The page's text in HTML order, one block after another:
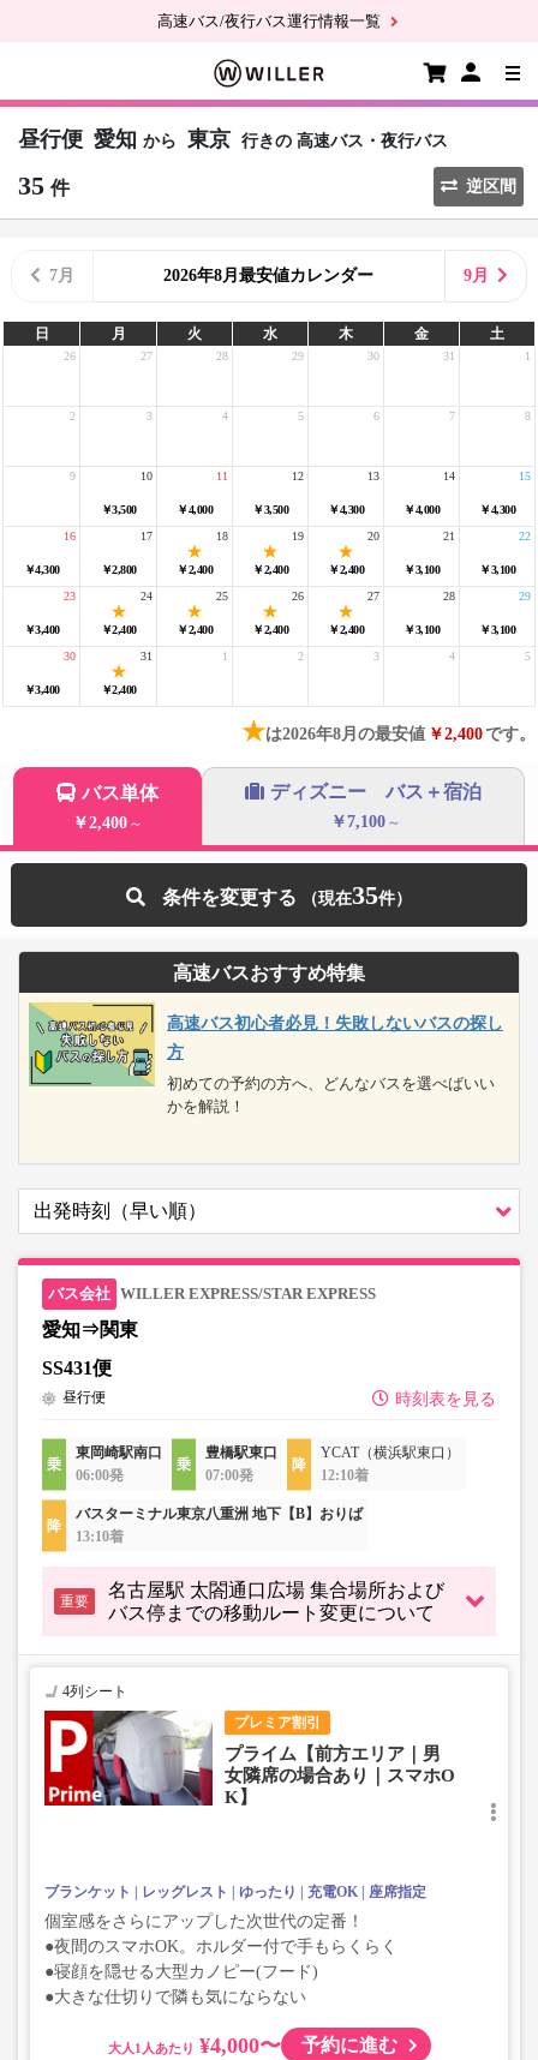
高速バス/夜行バス運行情報一覧
昼行便 愛知 から 東京 行きの 高速バス・夜行バス
35 件 逆区間
7月 2026年8月最安値カレンダー 9月
日 月 火 水 木 金 土
26 27 28 29 30 31 1
2 3 4 5 6 7 8
9
￥3,500
10
￥4,000
11
￥3,500
12
￥4,300
13
￥4,000
14
￥4,300
15
￥4,300
16
￥2,800
17
￥2,400
18
￥2,400
19
￥2,400
20
￥3,100
21
￥3,100
22
￥3,400
23
￥2,400
24
￥2,400
25
￥2,400
26
￥2,400
27
￥3,100
28
￥3,100
29
￥3,400
30
￥2,400
31 1 2 3 4 5
★は2026年8月の最安値 ￥2,400です。
バス単体
￥2,400 ～
ディズニー バス＋宿泊
￥7,100 ～
条件を変更する 35
高速バスおすすめ特集
高速バス初心者必見！失敗しないバスの探し
方
初めての予約の方へ、どんなバスを選べばいい
かを解説！
WILLER EXPRESS/STAR EXPRESS
愛知⇒関東
SS431便
時刻表を見る
昼行便
東岡崎駅南口
06:00発
豊橋駅東口
07:00発
YCAT（横浜駅東口）
12:10着
バスターミナル東京八重洲 地下【B】おりば
13:10着
重要
名古屋駅 太閤通口広場 集合場所および
バス停までの移動ルート変更について
プレミア割引
4列シート
プライム【前方エリア｜男
女隣席の場合あり｜スマホO
K】
ブランケット レッグレスト ゆったり 充電OK 座席指定
個室感をさらにアップした次世代の定番！
●夜間のスマホOK。ホルダー付で手もらくらく
●寝顔を隠せる大型カノピー(フード)
●大きな仕切りで隣も気にならない
大人 ¥4,000〜 予約に進む